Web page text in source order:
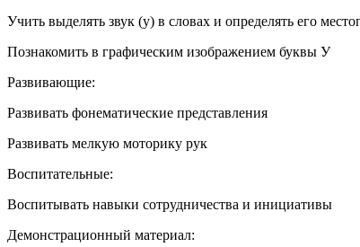
Учить выделять звук (у) в словах и определять его
Познакомить в графическим изображением буквы У
Развивающие:
Развивать фонематические представления
Развивать мелкую моторику рук
Воспитательные:
Воспитывать навыки сотрудничества и инициативы
Демонстрационный материал: